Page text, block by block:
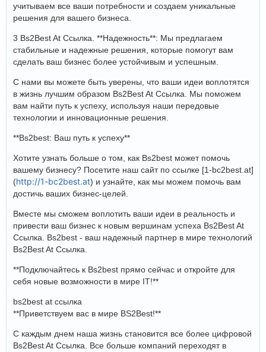
учитываем все ваши потребности и создаем уникальные
решения для вашего бизнеса.
3 Bs2Best At Ссылка. **Надежность**: Мы предлагаем
стабильные и надежные решения, которые помогут вам
сделать ваш бизнес более устойчивым и успешным.
С нами вы можете быть уверены, что ваши идеи воплотятся
в жизнь лучшим образом Bs2Best At Ссылка. Мы поможем
вам найти путь к успеху, используя наши передовые
технологии и инновационные решения.
**Bs2best: Ваш путь к успеху**
Хотите узнать больше о том, как Bs2best может помочь
вашему бизнесу? Посетите наш сайт по ссылке [1-bc2best.at]
(http://1-bc2best.at) и узнайте, как мы можем помочь вам
достичь ваших бизнес-целей.
Вместе мы сможем воплотить ваши идеи в реальность и
привести ваш бизнес к новым вершинам успеха Bs2Best At
Ссылка. Bs2best - ваш надежный партнер в мире технологий
Bs2Best At Ссылка.
**Подключайтесь к Bs2best прямо сейчас и откройте для
себя новые возможности в мире IT!**
bs2best at ссылка
**Приветствуем вас в мире BS2Best!**
С каждым днем наша жизнь становится все более цифровой
Bs2Best At Ссылка. Все больше компаний переходят в